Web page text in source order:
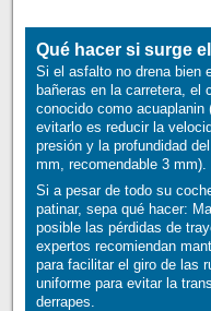
Qué hacer si surge
Si el asfalto no drena bien
bañeras en la carretera, el
conocido como acuaplanin
evitarlo es reducir la
presión y la profundidad
mm, recomendable 3 mm).
Si a pesar de todo su
patinar, sepa qué hacer:
posible las pérdidas de
expertos recomiendan
para facilitar el giro de las
uniforme para evitar la
derrapes.